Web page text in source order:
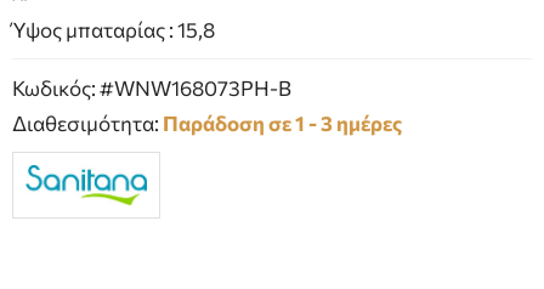
Ύψος μπαταρίας : 15,8
Κωδικός: #WNW168073PH-B
Διαθεσιμότητα: Παράδοση σε 1 - 3 ημέρες